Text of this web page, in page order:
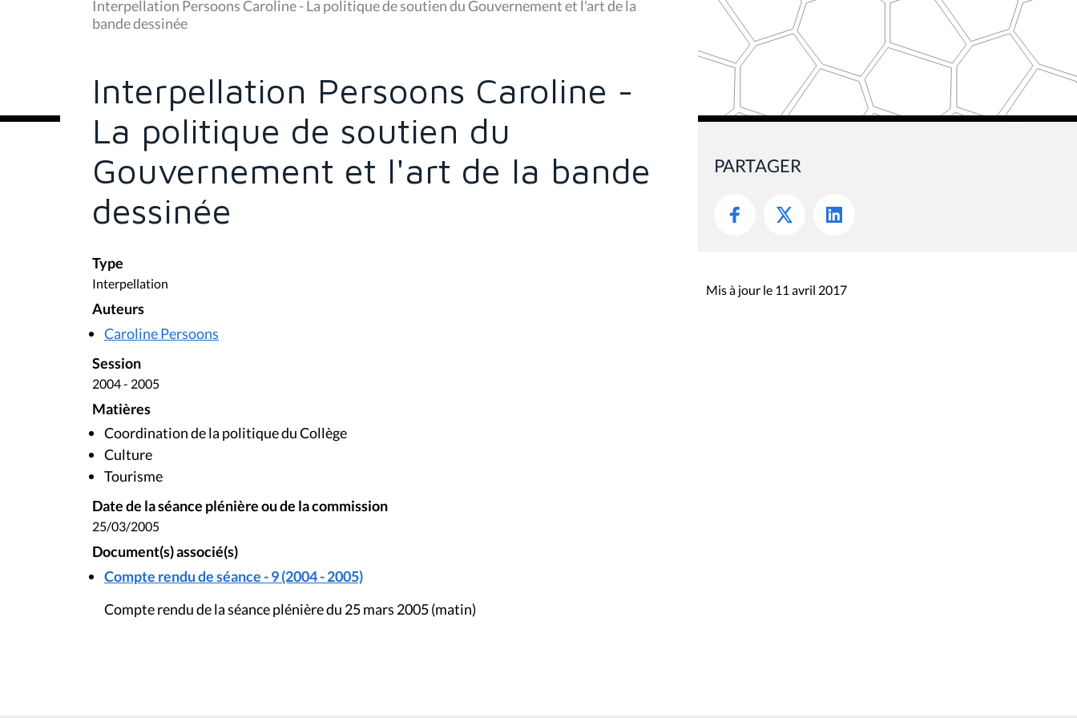
u
s
ê
Interpellation Persoons Caroline - La politique de soutien du Gouvernement et l'art de la
bande dessinée
Interpellation Persoons Caroline -
La politique de soutien du
Gouvernement et l'art de la bande
dessinée
Type
Interpellation
Auteurs
Caroline Persoons
Session
2004 - 2005
Matières
Coordination de la politique du Collège
Culture
Tourisme
Date de la séance plénière ou de la commission
25/03/2005
Document(s) associé(s)
Compte rendu de séance - 9 (2004 - 2005)
Compte rendu de la séance plénière du 25 mars 2005 (matin)
PARTAGER
Mis à jour le 11 avril 2017